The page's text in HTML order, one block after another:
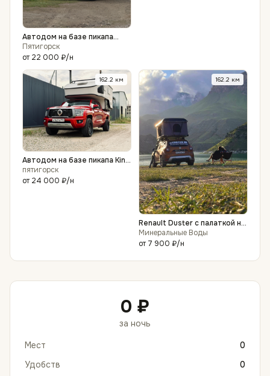
Автодом на базе пикапа
Foton Tunland G7
Пятигорск
от 22 000 ₽/н
162.2 км
Автодом на базе пикапа King
Kong Poer
пятигорск
от 24 000 ₽/н
162.2 км
Renault Duster с палаткой на
крыше
Минеральные Воды
от 7 900 ₽/н
0 ₽
за ночь
Мест
0
Удобств
0